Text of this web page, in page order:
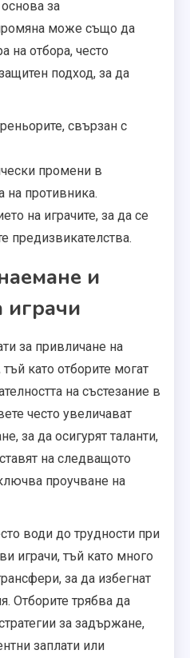
за
може също да
на отбора, често
подход, за да
свързан с
промени в
на противника.
на играчите, за да се
предизвикателства.
и
играчи
за привличане на
като отборите могат
на състезание в
често увеличават
за да осигурят таланти,
на следващото
проучване на
води до трудности при
играчи, тъй като много
за да избегнат
Отборите трябва да
за задържане,
заплати или